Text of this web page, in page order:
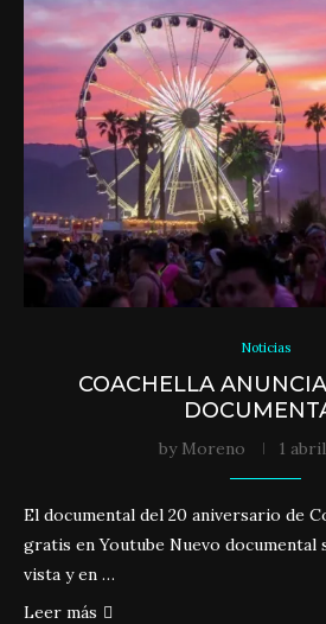
Noticias
COACHELLA
by Moreno 1
El documental del 20 aniversario de
gratis en Youtube Nuevo documental
vista y en …
Leer más